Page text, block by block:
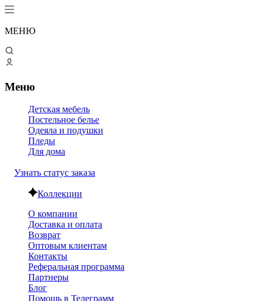
МЕНЮ
Меню
Детская мебель
Постельное белье
Одеяла и подушки
Пледы
Для дома
Узнать статус заказа
Коллекции
О компании
Доставка и оплата
Возврат
Оптовым клиентам
Контакты
Реферальная программа
Партнеры
Блог
Помощь в Телеграмм